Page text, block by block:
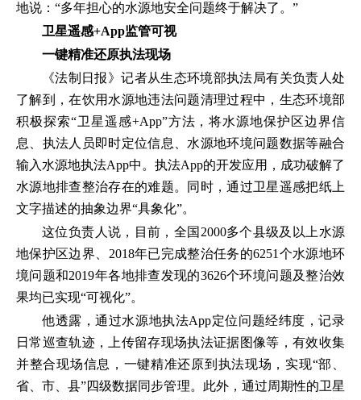
地说：“多年担心的水源地安全问题终于解决了。”
卫星遥感+App监管可视
一键精准还原执法现场
《法制日报》记者从生态环境部执法局有关负责人处
了解到，在饮用水源地违法问题清理过程中，生态环境部
积极探索“卫星遥感+App”方法，将水源地保护区边界信
息、执法人员即时定位信息、水源地环境问题数据等融合
输入水源地执法App中。执法App的开发应用，成功破解了
水源地排查整治存在的难题。同时，通过卫星遥感把纸上
文字描述的抽象边界“具象化”。
这位负责人说，目前，全国2000多个县级及以上水源
地保护区边界、2018年已完成整治任务的6251个水源地环
境问题和2019年各地排查发现的3626个环境问题及整治效
果均已实现“可视化”。
他透露，通过水源地执法App定位问题经纬度，记录
日常巡查轨迹，上传留存现场执法证据图像等，有效收集
并整合现场信息，一键精准还原到执法现场，实现“部、
省、市、县”四级数据同步管理。此外，通过周期性的卫星